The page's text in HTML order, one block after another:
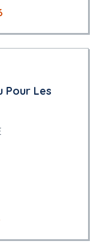
Pour Les